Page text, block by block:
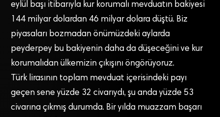
eylül başı itibarıyla kur korumalı mevduatın bakiyesi
144 milyar dolardan 46 milyar dolara düştü. Biz
piyasaları bozmadan önümüzdeki aylarda
peyderpey bu bakiyenin daha da düşeceğini ve kur
korumalıdan ülkemizin çıkışını öngörüyoruz.
Türk lirasının toplam mevduat içerisindeki payı
geçen sene yüzde 32 civarıydı, şu anda yüzde 53
civarına çıkmış durumda. Bir yılda muazzam başarı